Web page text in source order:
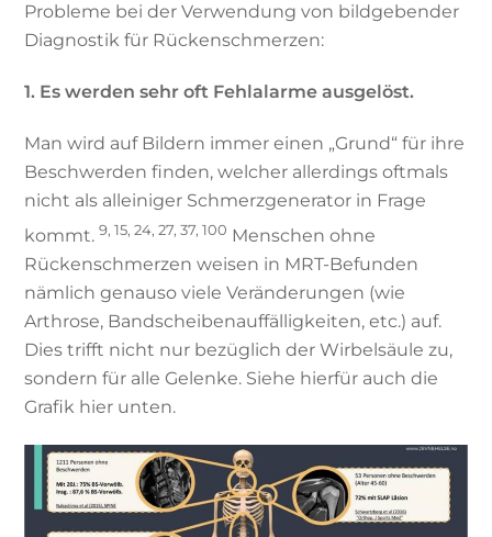
Probleme bei der Verwendung von bildgebender
Diagnostik für Rückenschmerzen:
1. Es werden sehr oft Fehlalarme ausgelöst.
Man wird auf Bildern immer einen „Grund“ für ihre
Beschwerden finden, welcher allerdings oftmals
nicht als alleiniger Schmerzgenerator in Frage
kommt.9, 15, 24, 27, 37, 100 Menschen ohne
Rückenschmerzen weisen in MRT-Befunden
nämlich genauso viele Veränderungen (wie
Arthrose, Bandscheibenauffälligkeiten, etc.) auf.
Dies trifft nicht nur bezüglich der Wirbelsäule zu,
sondern für alle Gelenke. Siehe hierfür auch die
Grafik hier unten.